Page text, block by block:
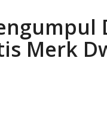
Merk